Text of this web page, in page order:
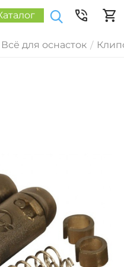
Всё для оснасток /